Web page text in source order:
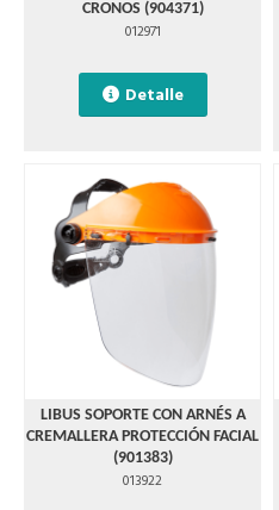
CRONOS (904371)
012971
Detalle
LIBUS SOPORTE CON ARNÉS A
CREMALLERA PROTECCIÓN FACIAL
(901383)
013922